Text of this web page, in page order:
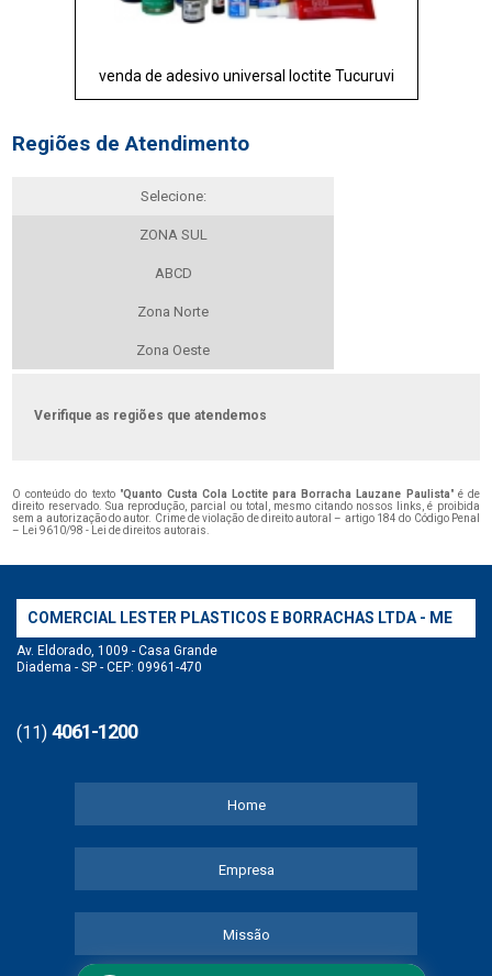
venda de adesivo universal loctite Tucuruvi
Regiões de Atendimento
Selecione:
ZONA SUL
ABCD
Zona Norte
Zona Oeste
Verifique as regiões que atendemos
O conteúdo do texto "Quanto Custa Cola Loctite para Borracha Lauzane Paulista" é de
direito reservado. Sua reprodução, parcial ou total, mesmo citando nossos links, é proibida
sem a autorização do autor. Crime de violação de direito autoral – artigo 184 do Código Penal
–
Lei 9610/98 - Lei de direitos autorais
COMERCIAL LESTER PLASTICOS E BORRACHAS LTDA - ME
Av. Eldorado, 1009 - Casa Grande
Diadema - SP - CEP: 09961-470
(11) 4061-1200
Home
Empresa
Missão